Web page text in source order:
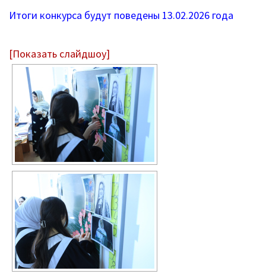
Конфликтная комиссия
ЕГЭ/ОГЭ
Документы о ЕГЭ
Информация о ЕГЭ
Расписание ГИА
Медалисты
Образование
РИС ЭОД
Программа развития
Итоги конкурса будут поведены 13.02.2026 года
[Показать слайдшоу]